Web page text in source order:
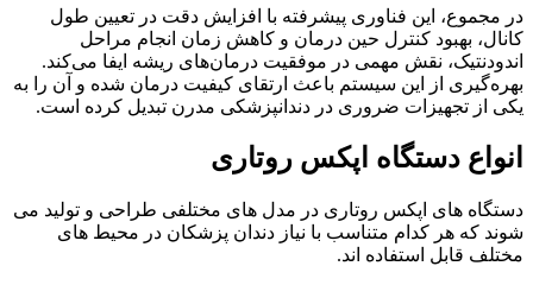
در مجموع، این فناوری پیشرفته با افزایش دقت در تعیین طول
کانال، بهبود کنترل حین درمان و کاهش زمان انجام مراحل
اندودنتیک، نقش مهمی در موفقیت درمان‌های ریشه ایفا می‌کند.
بهره‌گیری از این سیستم باعث ارتقای کیفیت درمان شده و آن را به
یکی از تجهیزات ضروری در دندانپزشکی مدرن تبدیل کرده است.
انواع دستگاه اپکس روتاری
دستگاه های اپکس روتاری در مدل های مختلفی طراحی و تولید می
شوند که هر کدام متناسب با نیاز دندان پزشکان در محیط های
مختلف قابل استفاده اند.